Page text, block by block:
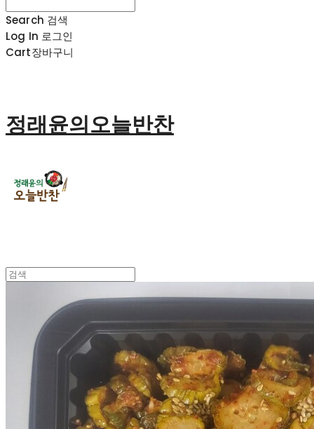
Search 검색
Log In 로그인
Cart장바구니
정래윤의오늘반찬